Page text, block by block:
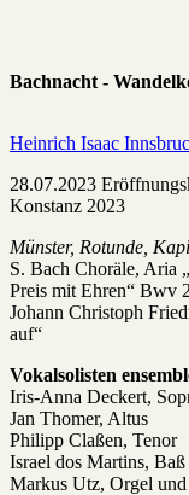
Bachnacht -
Heinrich Isaac
28.07.2023
Konstanz 2023
Münster, Rotunde,
S. Bach Choräle, Aria
Preis mit Ehren“ Bwv
Johann Christoph
auf“
Vokalsolisten
Iris-Anna Deckert,
Jan Thomer, Altus
Philipp Claßen, Tenor
Israel dos Martins, Baß
Markus Utz, Orgel